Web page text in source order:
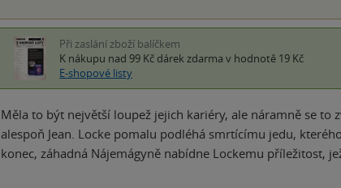
Při zaslání zboží balíčkem
K nákupu nad 99 Kč dárek zdarma v hodnotě 19 Kč
E-shopové listy
Měla to být největší loupež jejich kariéry, ale náramně se to
alespoň Jean. Locke pomalu podléhá smrtícímu jedu,
konec, záhadná Nájemágyně nabídne Lockemu příležitost,